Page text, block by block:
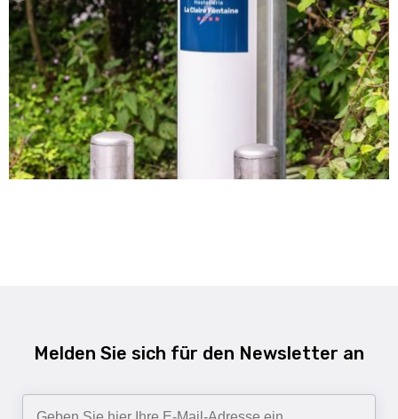
Melden Sie sich für den Newsletter an